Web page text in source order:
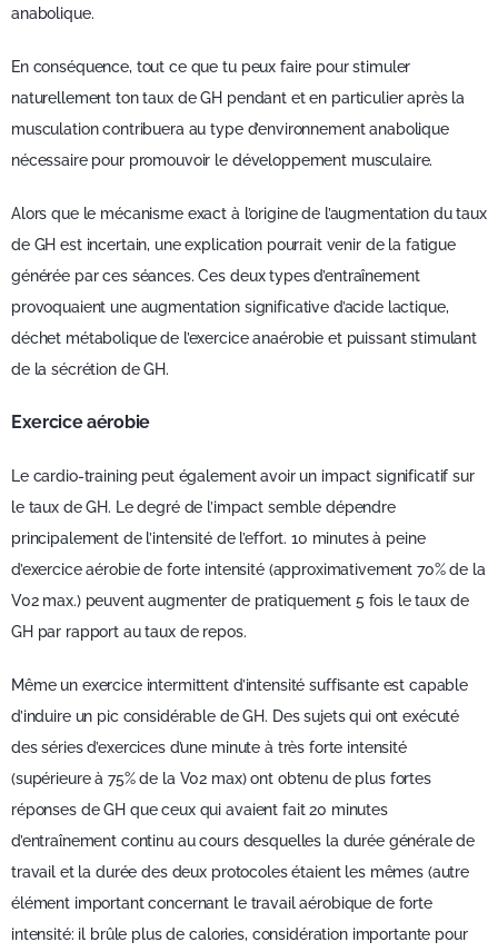
anabolique.
En conséquence, tout ce que tu peux faire pour stimuler
naturellement ton taux de GH pendant et en particulier après la
musculation contribuera au type d’environnement anabolique
nécessaire pour promouvoir le développement musculaire.
Alors que le mécanisme exact à l’origine de l’augmentation du taux
de GH est incertain, une explication pourrait venir de la fatigue
générée par ces séances. Ces deux types d’entraînement
provoquaient une augmentation significative d’acide lactique,
déchet métabolique de l’exercice anaérobie et puissant stimulant
de la sécrétion de GH.
Exercice aérobie
Le cardio-training peut également avoir un impact significatif sur
le taux de GH. Le degré de l’impact semble dépendre
principalement de l’intensité de l’effort. 10 minutes à peine
d’exercice aérobie de forte intensité (approximativement 70% de la
V02 max.) peuvent augmenter de pratiquement 5 fois le taux de
GH par rapport au taux de repos.
Même un exercice intermittent d’intensité suffisante est capable
d’induire un pic considérable de GH. Des sujets qui ont exécuté
des séries d’exercices d’une minute à très forte intensité
(supérieure à 75% de la V02 max) ont obtenu de plus fortes
réponses de GH que ceux qui avaient fait 20 minutes
d’entraînement continu au cours desquelles la durée générale de
travail et la durée des deux protocoles étaient les mêmes (autre
élément important concernant le travail aérobique de forte
intensité: il brûle plus de calories, considération importante pour